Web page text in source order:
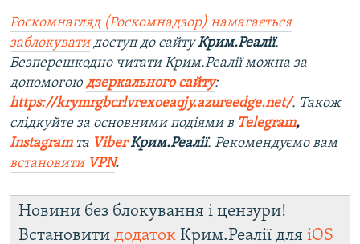
Роскомнагляд (Роскомнадзор) намагається
заблокуватидоступ до сайтуКрим.Реалії.
Безперешкодно читати Крим.Реалії можна за
допомогою дзеркального сайту:
https://krymrgbcrlvrexoeaqjy.azureedge.net/. Також
слідкуйте за основними подіями в Telegram,
Instagramта ViberКрим.Реалії. Рекомендуємо вам
встановити VPN.
Новини без блокування і цензури!
Встановити додаток Крим.Реалії для iOS